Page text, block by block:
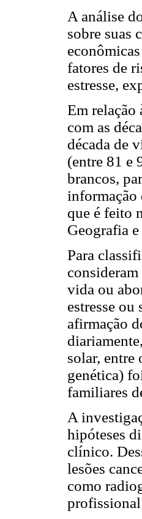
A análise
sobre suas
fatores de
estresse,
Em relação
com as
década de
(entre 81 e
brancos,
informação
que é feito
Geografia
Para
vida ou
estresse
afirmação
solar, entre
genética)
familiares
A
hipóteses
clínico.
lesões
como